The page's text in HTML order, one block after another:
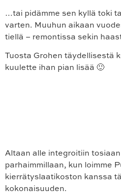
…tai pidämme sen kyllä toki
varten. Muuhun aikaan
tiellä – remontissa sekin
Tuosta Grohen täydellisestä
kuulette ihan pian lisää 🙂
Altaan alle integroitiin
parhaimmillaan, kun loimme
kierrätyslaatikoston kanssa
kokonaisuuden.